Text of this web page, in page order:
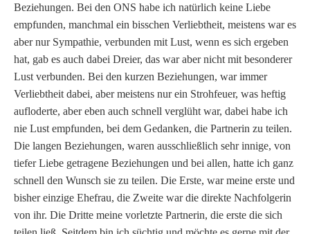
Beziehungen. Bei den ONS habe ich natürlich keine Liebe
empfunden, manchmal ein bisschen Verliebtheit, meistens war es
aber nur Sympathie, verbunden mit Lust, wenn es sich ergeben
hat, gab es auch dabei Dreier, das war aber nicht mit besonderer
Lust verbunden. Bei den kurzen Beziehungen, war immer
Verliebtheit dabei, aber meistens nur ein Strohfeuer, was heftig
aufloderte, aber eben auch schnell verglüht war, dabei habe ich
nie Lust empfunden, bei dem Gedanken, die Partnerin zu teilen.
Die langen Beziehungen, waren ausschließlich sehr innige, von
tiefer Liebe getragene Beziehungen und bei allen, hatte ich ganz
schnell den Wunsch sie zu teilen. Die Erste, war meine erste und
bisher einzige Ehefrau, die Zweite war die direkte Nachfolgerin
von ihr. Die Dritte meine vorletzte Partnerin, die erste die sich